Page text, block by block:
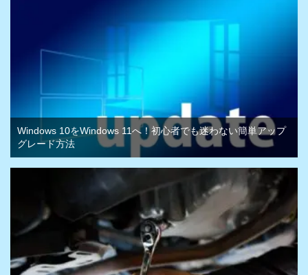
Windows 10をWindows 11へ！初心者でも迷わない簡単アップ
グレード方法